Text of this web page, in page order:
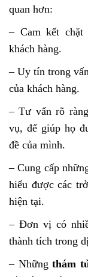
quan hơn:
– Cam kết chặt
khách hàng.
– Uy tín trong
của khách hàng.
– Tư vấn rõ
vụ, để giúp họ
đề của mình.
– Cung cấp
hiểu được các
hiện tại.
– Đơn vị có
thành tích trong
– Những thám